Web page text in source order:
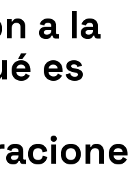
a la
es